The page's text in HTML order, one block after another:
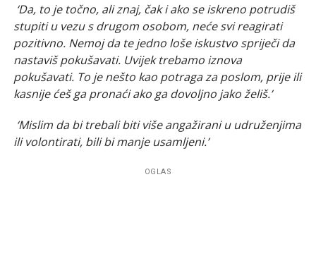
‘Da, to je točno, ali znaj, čak i ako se iskreno potrudiš
stupiti u vezu s drugom osobom, neće svi reagirati
pozitivno. Nemoj da te jedno loše iskustvo spriječi da
nastaviš pokušavati. Uvijek trebamo iznova
pokušavati. To je nešto kao potraga za poslom, prije ili
kasnije ćeš ga pronaći ako ga dovoljno jako želiš.’
‘Mislim da bi trebali biti više angažirani u udruženjima
ili volontirati, bili bi manje usamljeni.’
OGLAS